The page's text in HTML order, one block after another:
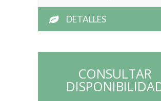
DETALLES
CONSULTAR